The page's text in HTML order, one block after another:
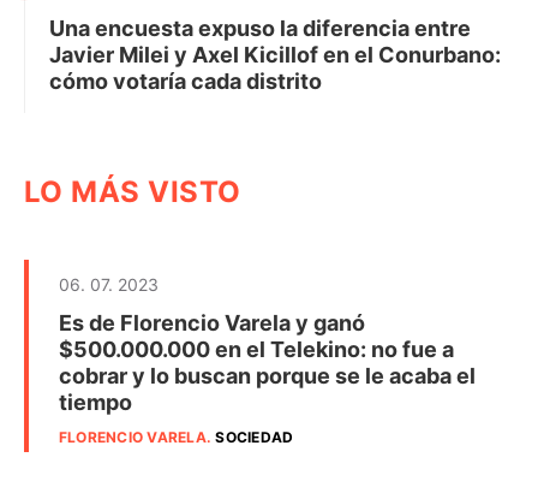
Una encuesta expuso la diferencia entre
Javier Milei y Axel Kicillof en el Conurbano:
cómo votaría cada distrito
LO MÁS VISTO
06. 07. 2023
Es de Florencio Varela y ganó
$500.000.000 en el Telekino: no fue a
cobrar y lo buscan porque se le acaba el
tiempo
FLORENCIO VARELA.SOCIEDAD